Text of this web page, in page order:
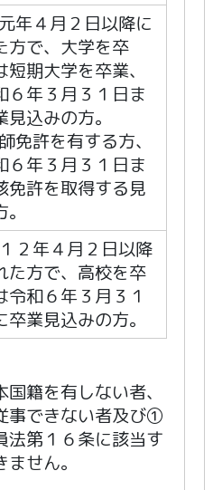
年４月２日以降に
方で、大学を卒
短期大学を卒業、
６年３月３１日ま
込みの方。
免許を有する方、
６年３月３１日ま
免許を取得する見
２年４月２日以降
た方で、高校を卒
令和６年３月３１
卒業見込みの方。
籍を有しない者、
事できない者及び①
第１６条に該当す
せん。